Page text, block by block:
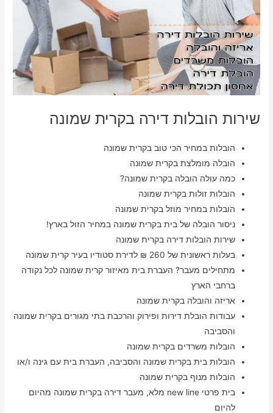
שירות הובלות דירה בקרית שמונה
הובלות במחיר הכי טוב בקרית שמונה
הובלה מומלצת בקרית שמונה
כמה עולה הובלה בקרית שמונה?
הובלות זולות בקרית שמונה
הובלות במחיר מוזל בקרית שמונה
ניסור הובלה של בית בקרית שמונה במחיר הזול בארץ!
שירות הובלות דירה בקרית שמונה
בעלות ראשונית של 260 ₪ לדירת סטודיו בעיר קרית שמונה
מתחילים מעבר? העברת בית מאיזור קרית שמונה לכל נקודה
ברחבי הארץ
אריזה והובלה בקרית שמונה
עבודות הובלת דירות ופירוק והרכבת בתי מגורים בקרית שמונה
והסביבה
הובלות משרדים בקרית שמונה
הובלות בית בקרית שמונה והסביבה, העברת בית עם גינה ו/או
הובלות מנוף בקרית שמונה
בית פרטי new line מלא, מעבר דירה בקרית שמונה מהיום
להיום